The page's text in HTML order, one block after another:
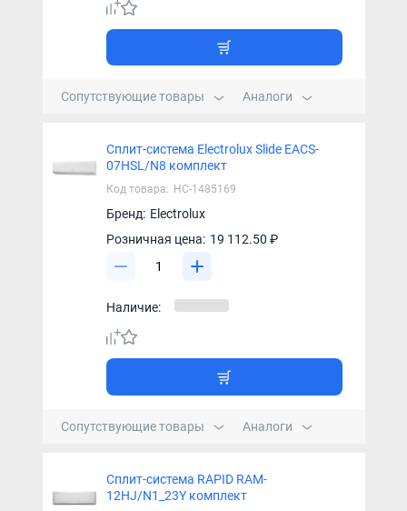
Сопутствующие товары Аналоги
Сплит-система Electrolux Slide EACS-
07HSL/N8 комплект
Код товара: НС-1485169
Бренд: Electrolux
Розничная цена: 19 112.50 ₽
Наличие:
Сопутствующие товары Аналоги
Сплит-система RAPID RAM-
12HJ/N1_23Y комплект